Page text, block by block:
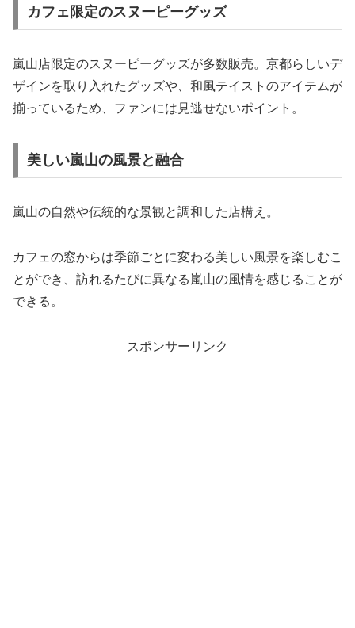
カフェ限定のスヌーピーグッズ
嵐山店限定のスヌーピーグッズが多数販売。京都らしいデ
ザインを取り入れたグッズや、和風テイストのアイテムが
揃っているため、ファンには見逃せないポイント。
美しい嵐山の風景と融合
嵐山の自然や伝統的な景観と調和した店構え。
カフェの窓からは季節ごとに変わる美しい風景を楽しむこ
とができ、訪れるたびに異なる嵐山の風情を感じることが
できる。
スポンサーリンク